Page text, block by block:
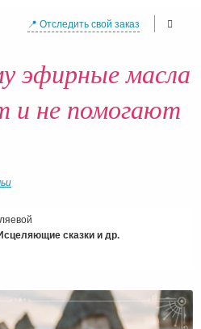
📍 Отследить свой заказ
эфирные масла
и не помогают
сказки и др.